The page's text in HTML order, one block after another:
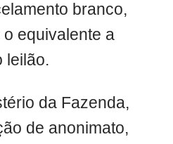
branco,
equivalente a
leilão.
da Fazenda,
de anonimato,